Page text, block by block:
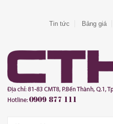
Tin tức Bảng giá